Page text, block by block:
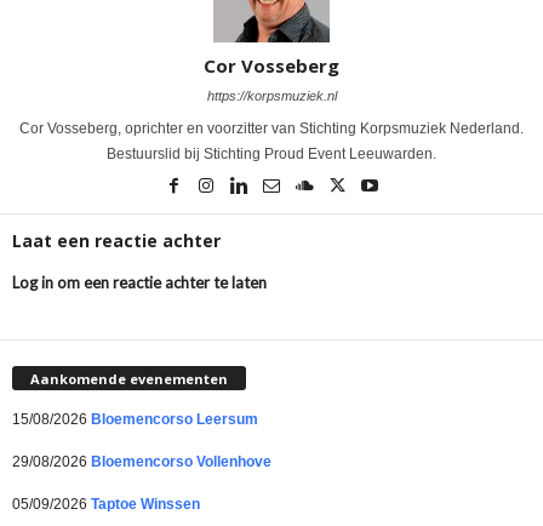
Cor Vosseberg
https://korpsmuziek.nl
Cor Vosseberg, oprichter en voorzitter van Stichting Korpsmuziek Nederland.
Bestuurslid bij Stichting Proud Event Leeuwarden.
Laat een reactie achter
Log in om een reactie achter te laten
Aankomende evenementen
15/08/2026 Bloemencorso Leersum
29/08/2026 Bloemencorso Vollenhove
05/09/2026 Taptoe Winssen